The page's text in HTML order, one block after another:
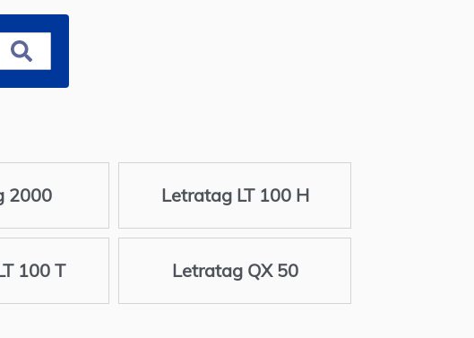
2000 Letratag LT 100 H
100 T Letratag QX 50